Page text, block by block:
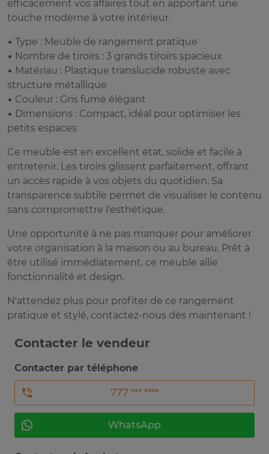
efficacement vos affaires tout en apportant une
touche moderne à votre intérieur.
• Type : Meuble de rangement pratique
• Nombre de tiroirs : 3 grands tiroirs spacieux
• Matériau : Plastique translucide robuste avec
structure métallique
• Couleur : Gris fumé élégant
• Dimensions : Compact, idéal pour optimiser les
petits espaces
Ce meuble est en excellent état, solide et facile à
entretenir. Les tiroirs glissent parfaitement, offrant
un accès rapide à vos objets du quotidien. Sa
transparence subtile permet de visualiser le contenu
sans compromettre l'esthétique.
Une opportunité à ne pas manquer pour améliorer
votre organisation à la maison ou au bureau. Prêt à
être utilisé immédiatement, ce meuble allie
fonctionnalité et design.
N'attendez plus pour profiter de ce rangement
pratique et stylé, contactez-nous dès maintenant !
Contacter le vendeur
Contacter par téléphone
777 *** ****
WhatsApp